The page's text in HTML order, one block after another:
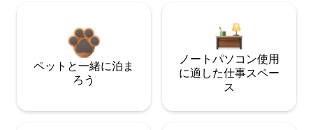
ペットと一緒に泊ま
ろう
ノートパソコン使用
に適した仕事スペー
ス